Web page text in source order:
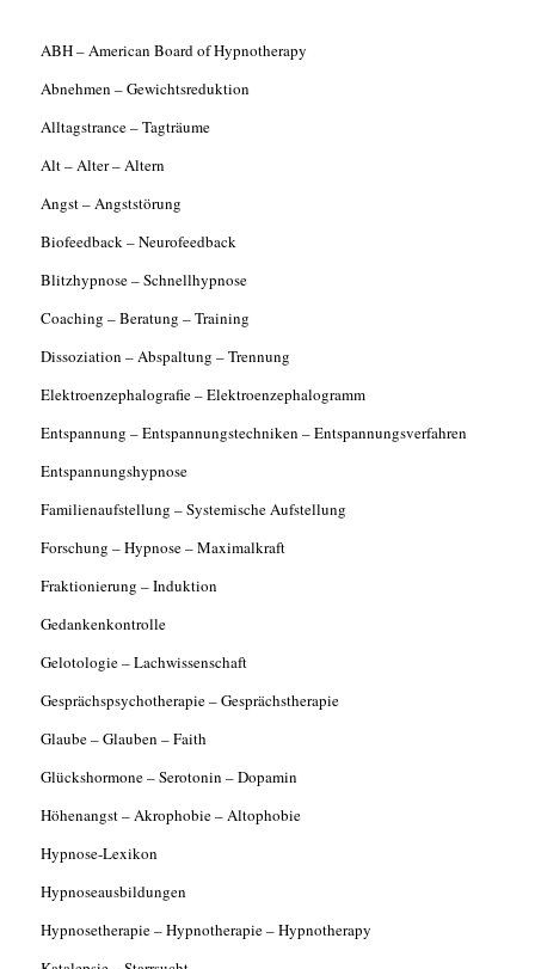
ABH – American Board of Hypnotherapy
Abnehmen – Gewichtsreduktion
Alltagstrance – Tagträume
Alt – Alter – Altern
Angst – Angststörung
Biofeedback – Neurofeedback
Blitzhypnose – Schnellhypnose
Coaching – Beratung – Training
Dissoziation – Abspaltung – Trennung
Elektroenzephalografie – Elektroenzephalogramm
Entspannung – Entspannungstechniken – Entspannungsverfahren
Entspannungshypnose
Familienaufstellung – Systemische Aufstellung
Forschung – Hypnose – Maximalkraft
Fraktionierung – Induktion
Gedankenkontrolle
Gelotologie – Lachwissenschaft
Gesprächspsychotherapie – Gesprächstherapie
Glaube – Glauben – Faith
Glückshormone – Serotonin – Dopamin
Höhenangst – Akrophobie – Altophobie
Hypnose-Lexikon
Hypnoseausbildungen
Hypnosetherapie – Hypnotherapie – Hypnotherapy